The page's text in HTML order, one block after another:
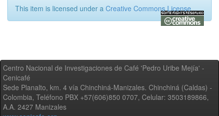
This item is licensed under a Creative Commons License
Centro Nacional de Investigaciones de Café 'Pedro Uribe Mejía' -
Cenicafé
Sede Planalto, km. 4 vía Chinchiná-Manizales. Chinchiná (Caldas) -
Colombia, Teléfono PBX +57(606)850 0707, Celular: 3503189866,
A.A. 2427 Manizales